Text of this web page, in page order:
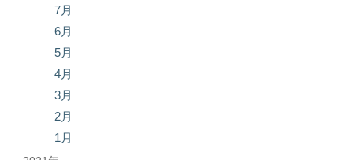
7月
6月
5月
4月
3月
2月
1月